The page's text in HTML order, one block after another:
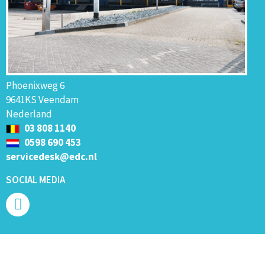
Phoenixweg 6
9641KS Veendam
Nederland
03 808 1140
0598 690 453
servicedesk@edc.nl
SOCIAL MEDIA